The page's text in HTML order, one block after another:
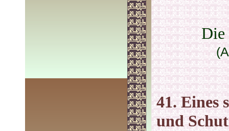
Die
41. Eines
und